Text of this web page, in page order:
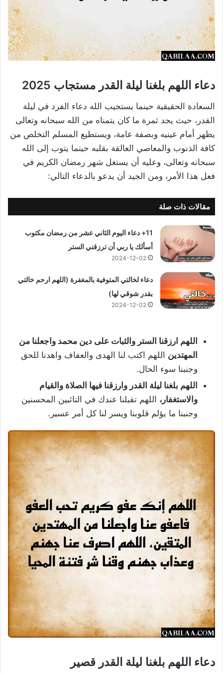
دعاء اللهم بلغنا ليلة القدر مستجاب 2025
السعادة الحقيقية حينما يستجيب الله دعاء الفرد في ليلة
القدر، حيث يجد ثمرة ما كان يتمناه من الله سبحانه وتعالى
يظهر أمام عينيه وبصفة عامة، ويستطيع المسلم التخلص من
كافة الذنوب والمعاصي العالقة بقلبه حينما يتوب إلى الله
سبحانه وتعالى، وعليه أن يستغل شهر رمضان الكريم في
فعل هذا الأمر، ومن الجيد أن يدعو بالدعاء التالي:
مقالات ذات صلة
11+ دعاء اليوم الثاني عشر من رمضان مكتوب
أسألك يا ربي أن ترزقني الستر
2024-12-02
دعاء لخالتي المتوفية بالمغفرة (اللهم ارحم خالتي
بقدر شوقي لها)
2024-12-02
اللهم ارزقنا الستر والثبات على دين محمد واجعلنا من
المهتدين اللهم اكتب لنا الهدى والعفاف واهدنا للحق
وجنبنا سوء الحال.
اللهم بلغنا ليلة القدر وارزقنا فيها الصلاة والقيام
والاستغفار، اللهم تقبلنا عندك في التائبين المحسنين
وجنبنا ما يؤلم قلوبنا ويسر لنا كل أمر عسير.
دعاء اللهم بلغنا ليلة القدر قصير